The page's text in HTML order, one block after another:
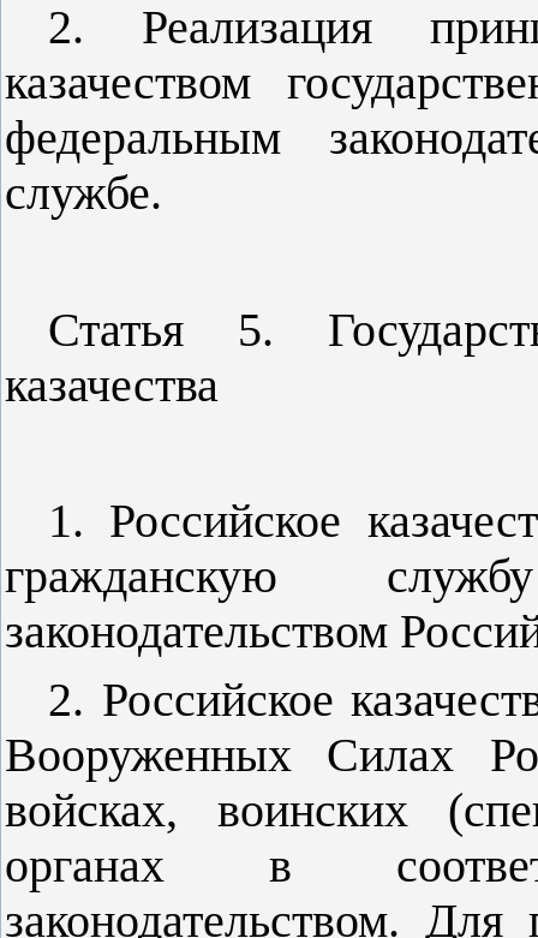
2. Реализация
казачеством
федеральным
службе.
Статья 5.
казачества
1. Российское
гражданскую
законодательством
2. Российское
Вооруженных Силах
войсках, воинских
органах в
законодательством.